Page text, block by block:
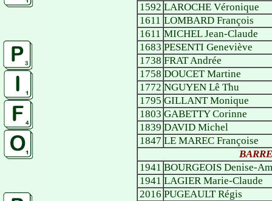
1592 LAROCHE Véronique
1611 LOMBARD François
1611 MICHEL Jean-Claude
1683 PESENTI Geneviève
1738 FRAT Andrée
1758 DOUCET Martine
1772 NGUYEN Lê Thu
1795 GILLANT Monique
1803 GABETTY Corinne
1839 DAVID Michel
1847 LE MAREC Françoise
1941 BOURGEOIS Denise-
1941 LAGIER Marie-Claude
2016 PUGEAULT Régis